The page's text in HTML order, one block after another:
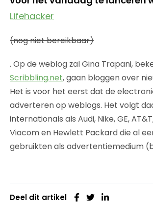
Lifehacker
(nog niet bereikbaar)
. Op de weblog zal Gina Trapani,
Scribbling.net, gaan bloggen over
Het is voor het eerst dat de
adverteren op weblogs. Het volgt
internationals als Audi, Nike, GE,
Viacom en Hewlett Packard die al
gebruikten als advertentiemedium
Deel dit artikel